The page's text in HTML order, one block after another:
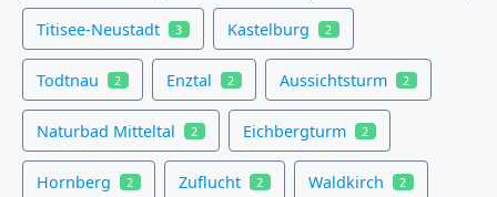
Titisee-Neustadt 3 Kastelburg 2
Todtnau 2 Enztal 2 Aussichtsturm 2
Naturbad Mitteltal 2 Eichbergturm 2
Hornberg 2 Zuflucht 2 Waldkirch 2